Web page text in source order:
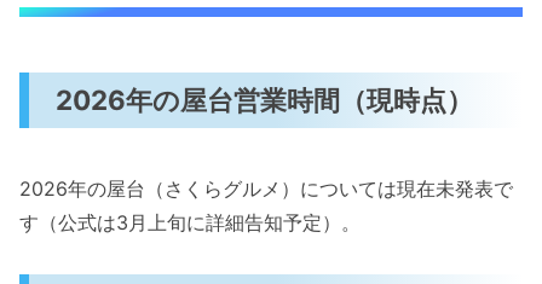
2026年の屋台営業時間（現時点）
2026年の屋台（さくらグルメ）については現在未発表で
す（公式は3月上旬に詳細告知予定）。